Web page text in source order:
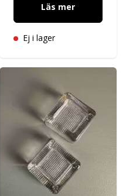
Läs mer
Ej i lager